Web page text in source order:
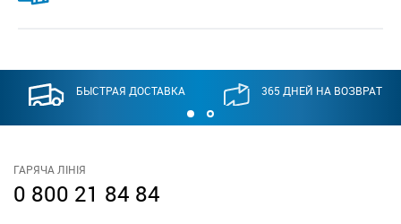
БЫСТРАЯ ДОСТАВКА 365 ДНЕЙ НА ВОЗВРАТ
ГАРЯЧА ЛІНІЯ
0 800 21 84 84